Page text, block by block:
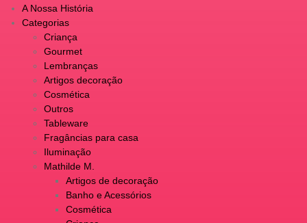
A Nossa História
Categorias
Criança
Gourmet
Lembranças
Artigos decoração
Cosmética
Outros
Tableware
Fragâncias para casa
Iluminação
Mathilde M.
Artigos de decoração
Banho e Acessórios
Cosmética